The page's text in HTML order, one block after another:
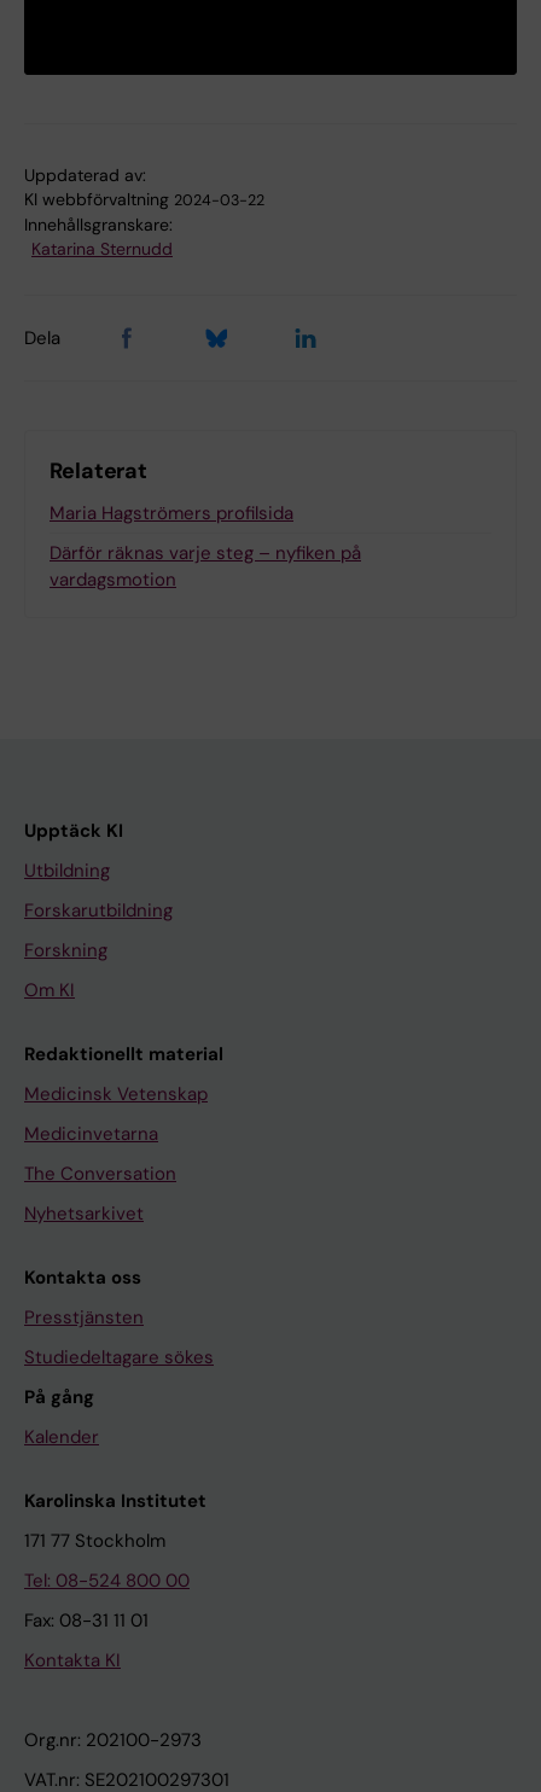
Uppdaterad av:
KI webbförvaltning 2024-03-22
Innehållsgranskare:
Katarina Sternudd
Dela
Relaterat
Maria Hagströmers profilsida
Därför räknas varje steg – nyfiken på
vardagsmotion
Upptäck KI
Utbildning
Forskarutbildning
Forskning
Om KI
Redaktionellt material
Medicinsk Vetenskap
Medicinvetarna
The Conversation
Nyhetsarkivet
Kontakta oss
Presstjänsten
Studiedeltagare sökes
På gång
Kalender
Karolinska Institutet
171 77 Stockholm
Tel: 08-524 800 00
Fax: 08-31 11 01
Kontakta KI
Org.nr: 202100-2973
VAT.nr: SE202100297301